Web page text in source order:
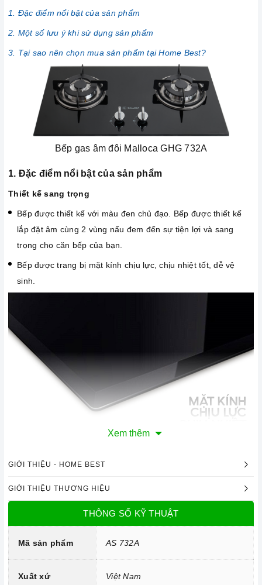
1. Đặc điểm nổi bật của sản phẩm
2. Một số lưu ý khi sử dụng sản phẩm
3. Tại sao nên chọn mua sản phẩm tại Home Best?
Bếp gas âm đôi Malloca GHG 732A
1. Đặc điểm nổi bật của sản phẩm
Thiết kế sang trọng
Bếp được thiết kế với màu đen chủ đạo. Bếp được thiết kế
lắp đặt âm cùng 2 vùng nấu đem đến sự tiện lợi và sang
trọng cho căn bếp của bạn.
Bếp được trang bị mặt kính chịu lực, chịu nhiệt tốt, dễ vệ
sinh.
Phụ kiện Trung Quốc.
Hệ thống đánh lửa bằng pin IC.
Xem thêm
GIỚI THIỆU - HOME BEST
GIỚI THIỆU THƯƠNG HIỆU
THÔNG SỐ KỸ THUẬT
Mã sản phẩm AS 732A
Xuất xứ Việt Nam